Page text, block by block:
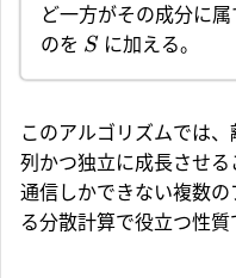
ど一方がその成分に
のを S に加える。
このアルゴリズムでは
列かつ独立に成長させ
通信しかできない複数
る分散計算で役立つ性質